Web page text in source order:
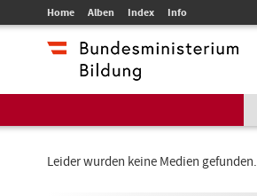
Home Alben Index Info
Leider wurden keine Medien gefunden.